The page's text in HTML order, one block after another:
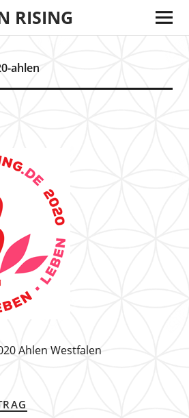
RISING
ahlen
Ahlen Westfalen